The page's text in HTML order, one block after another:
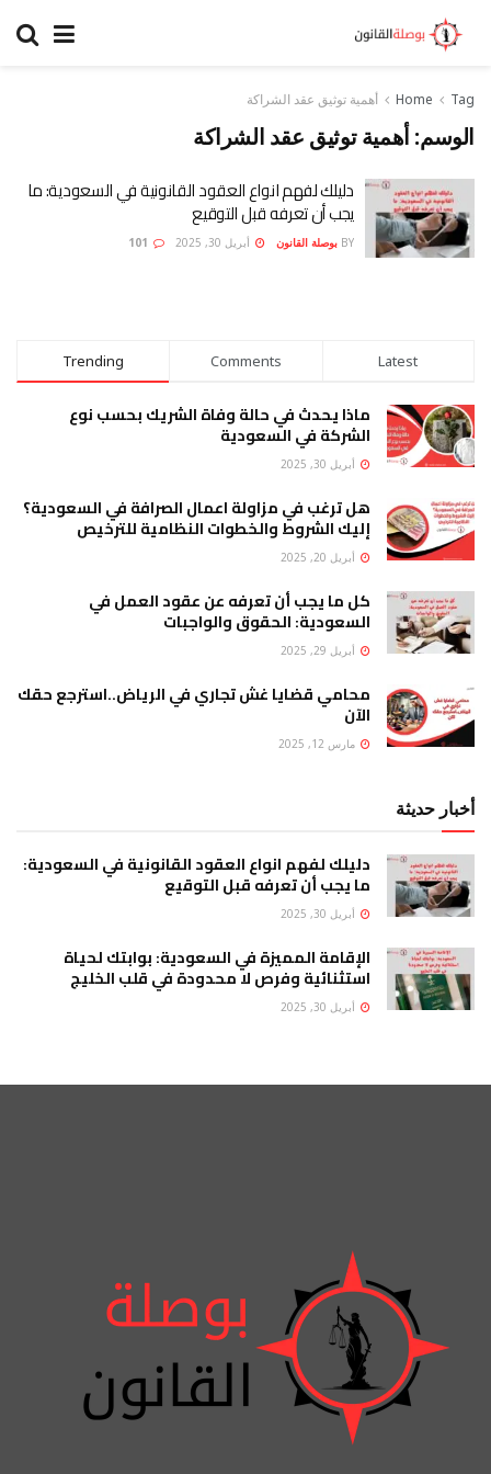
Home Tag أهمية توثيق عقد الشراكة
الوسم: أهمية توثيق عقد الشراكة
دليلك لفهم انواع العقود القانونية في السعودية: ما
يجب أن تعرفه قبل التوقيع
BY بوصلة القانون أبريل 30, 2025
Trending Comments Latest
ماذا يحدث في حالة وفاة الشريك بحسب نوع
الشركة في السعودية
أبريل 30, 2025
هل ترغب في مزاولة اعمال الصرافة في السعودية؟
إليك الشروط والخطوات النظامية للترخيص
أبريل 20, 2025
كل ما يجب أن تعرفه عن عقود العمل في
السعودية: الحقوق والواجبات
أبريل 29, 2025
محامي قضايا غش تجاري في الرياض..استرجع حقك
الآن
مارس 12, 2025
أخبار حديثة
دليلك لفهم انواع العقود القانونية في السعودية:
ما يجب أن تعرفه قبل التوقيع
أبريل 30, 2025
الإقامة المميزة في السعودية: بوابتك لحياة
استثنائية وفرص لا محدودة في قلب الخليج
أبريل 30, 2025